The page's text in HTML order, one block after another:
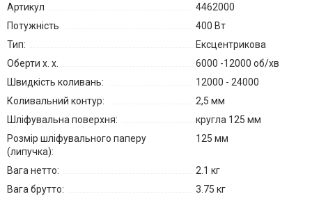
Артикул
4462000
Потужність
400 Вт
Тип:
Ексцентрикова
Оберти х. х.
6000 -12000 об/хв
Швидкість коливань:
12000 - 24000
Коливальний контур:
2,5 мм
Шліфувальна поверхня:
кругла 125 мм
Розмір шліфувального паперу
(липучка):
125 мм
Вага нетто:
2.1 кг
Вага брутто:
3.75 кг